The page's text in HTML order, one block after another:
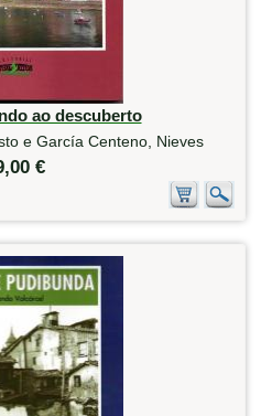
ao descuberto
e García Centeno, Nieves
€